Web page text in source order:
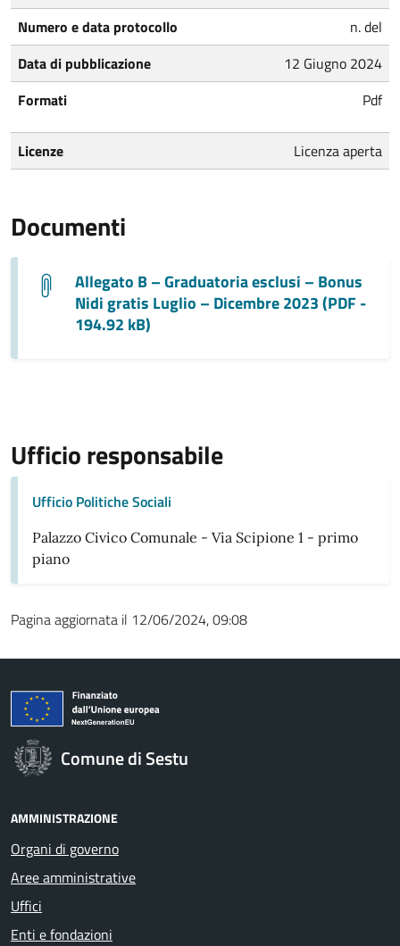
Numero e data protocollo
n. del
Data di pubblicazione
12 Giugno 2024
Formati
Pdf
Licenze Licenza aperta
Documenti
Allegato B – Graduatoria esclusi – Bonus
Nidi gratis Luglio – Dicembre 2023 (PDF -
194.92 kB)
Ufficio responsabile
Ufficio Politiche Sociali
Palazzo Civico Comunale - Via Scipione 1 - primo
piano
Pagina aggiornata il 12/06/2024, 09:08
Comune di Sestu
AMMINISTRAZIONE
Organi di governo
Aree amministrative
Uffici
Enti e fondazioni